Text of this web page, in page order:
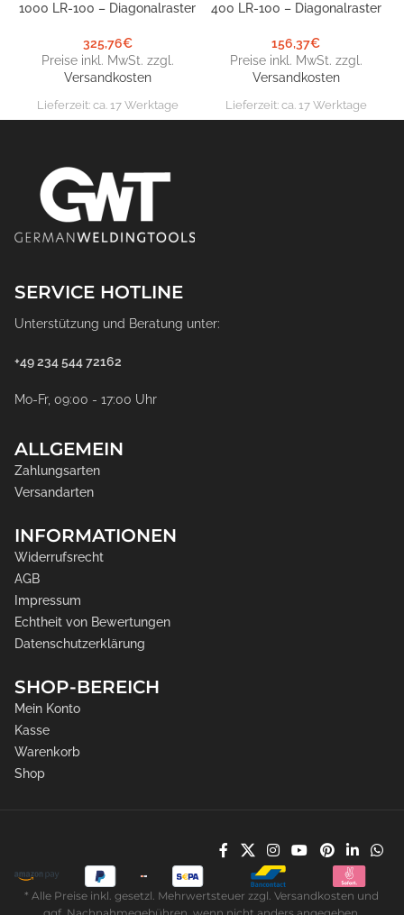
1000 LR-100 – Diagonalraster
325,76€
Preise inkl. MwSt. zzgl.
Versandkosten
Lieferzeit: ca. 17 Werktage
400 LR-100 – Diagonalraster
156,37€
Preise inkl. MwSt. zzgl.
Versandkosten
Lieferzeit: ca. 17 Werktage
SERVICE HOTLINE
Unterstützung und Beratung unter:
+49 234 544 72162
Mo-Fr, 09:00 - 17:00 Uhr
ALLGEMEIN
Zahlungsarten
Versandarten
INFORMATIONEN
Widerrufsrecht
AGB
Impressum
Echtheit von Bewertungen
Datenschutzerklärung
SHOP-BEREICH
Mein Konto
Kasse
Warenkorb
Shop
* Alle Preise inkl. gesetzl. Mehrwertsteuer zzgl. Versandkosten und